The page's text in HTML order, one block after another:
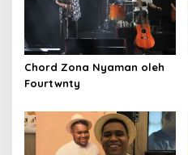
Chord Zona Nyaman oleh
Fourtwnty